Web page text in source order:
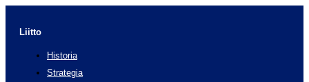
Liitto
Historia
Strategia